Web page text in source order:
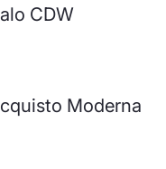
CDW
Moderna